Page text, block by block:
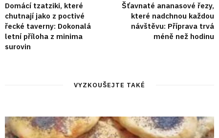
Domácí tzatziki, které
chutnají jako z poctivé
řecké taverny: Dokonalá
letní příloha z minima
surovin
Šťavnaté ananasové řezy,
které nadchnou každou
návštěvu: Příprava trvá
méně než hodinu
VYZKOUŠEJTE TAKÉ